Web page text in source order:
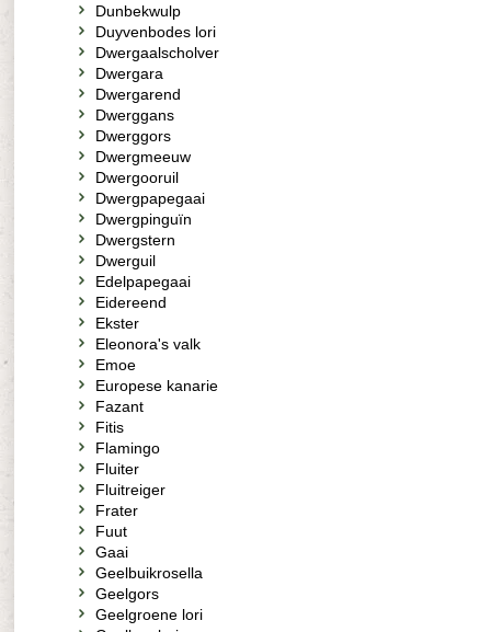
Dunbekwulp
Duyvenbodes lori
Dwergaalscholver
Dwergara
Dwergarend
Dwerggans
Dwerggors
Dwergmeeuw
Dwergooruil
Dwergpapegaai
Dwergpinguïn
Dwergstern
Dwerguil
Edelpapegaai
Eidereend
Ekster
Eleonora's valk
Emoe
Europese kanarie
Fazant
Fitis
Flamingo
Fluiter
Fluitreiger
Frater
Fuut
Gaai
Geelbuikrosella
Geelgors
Geelgroene lori